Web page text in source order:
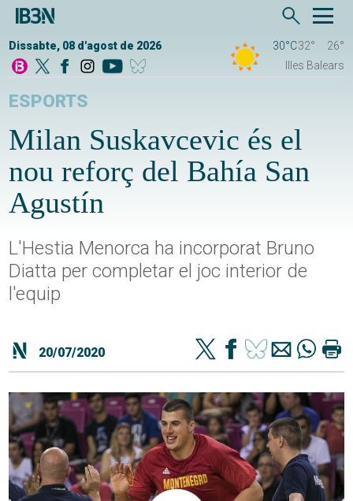
Dissabte, 08 d'agost de 2026 30°C32°
26°
Illes Balears
ESPORTS
Milan Suskavcevic és el
nou reforç del Bahía San
Agustín
L'Hestia Menorca ha incorporat Bruno
Diatta per completar el joc interior de
l'equip
20/07/2020